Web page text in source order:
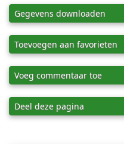
Gegevens downloaden
Toevoegen aan favorieten
Voeg commentaar toe
Deel deze pagina